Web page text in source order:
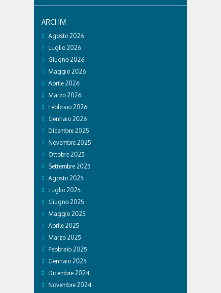
ARCHIVI
Agosto 2026
Luglio 2026
Giugno 2026
Maggio 2026
Aprile 2026
Marzo 2026
Febbraio 2026
Gennaio 2026
Dicembre 2025
Novembre 2025
Ottobre 2025
Settembre 2025
Agosto 2025
Luglio 2025
Giugno 2025
Maggio 2025
Aprile 2025
Marzo 2025
Febbraio 2025
Gennaio 2025
Dicembre 2024
Novembre 2024